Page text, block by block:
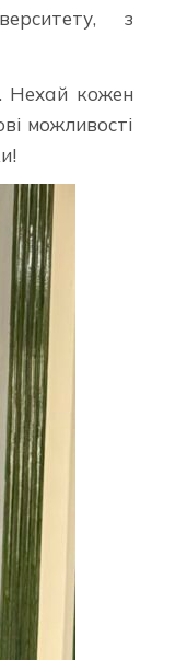
з
Нехай кожен
можливості